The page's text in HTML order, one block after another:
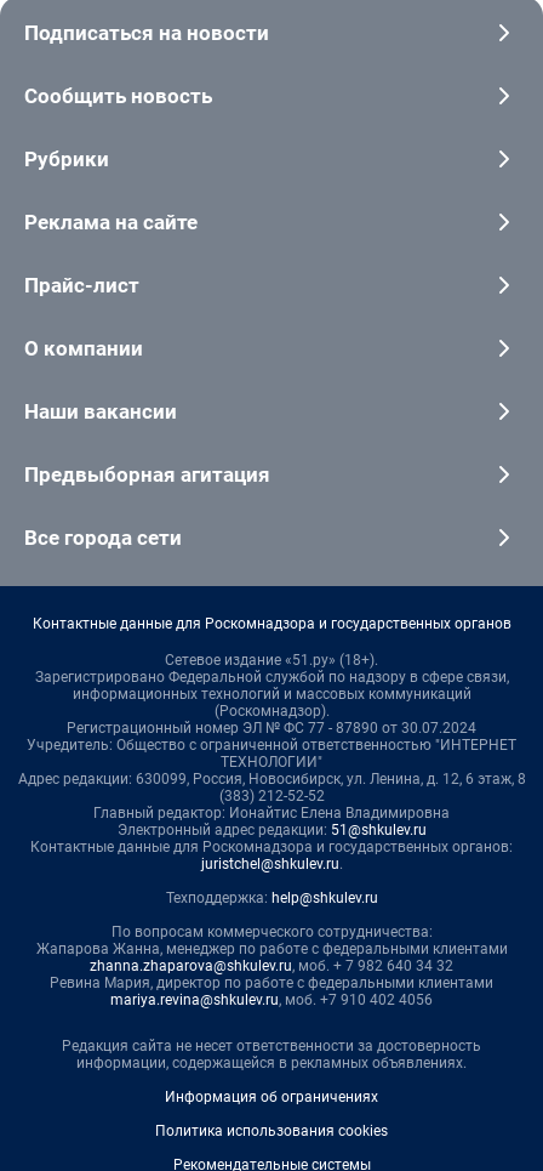
Подписаться на новости
Сообщить новость
Рубрики
Реклама на сайте
Прайс-лист
О компании
Наши вакансии
Предвыборная агитация
Все города сети
Контактные данные для Роскомнадзора и государственных органов
Сетевое издание «51.ру» (18+).
Зарегистрировано Федеральной службой по надзору в сфере связи,
информационных технологий и массовых коммуникаций
(Роскомнадзор).
Регистрационный номер ЭЛ № ФС 77 - 87890 от 30.07.2024
Учредитель: Общество с ограниченной ответственностью "ИНТЕРНЕТ
ТЕХНОЛОГИИ"
Адрес редакции: 630099, Россия, Новосибирск, ул. Ленина, д. 12, 6 этаж, 8
(383) 212-52-52
Главный редактор: Ионайтис Елена Владимировна
Электронный адрес редакции: 51@shkulev.ru
Контактные данные для Роскомнадзора и государственных органов:
juristchel@shkulev.ru.
Техподдержка: help@shkulev.ru
По вопросам коммерческого сотрудничества:
Жапарова Жанна, менеджер по работе с федеральными клиентами
zhanna.zhaparova@shkulev.ru, моб. + 7 982 640 34 32
Ревина Мария, директор по работе с федеральными клиентами
mariya.revina@shkulev.ru, моб. +7 910 402 4056
Редакция сайта не несет ответственности за достоверность
информации, содержащейся в рекламных объявлениях.
Информация об ограничениях
Политика использования cookies
Рекомендательные системы